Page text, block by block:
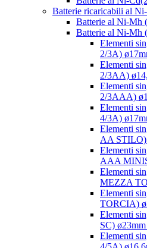
Batterie ricaricabili al
Batterie al Ni-Mh
Batterie al Ni-Mh
Elementi
2/3A)
Elementi
2/3AA)
Elementi
2/3AAA)
Elementi
4/3A)
Elementi
AA STILO)
Elementi
AAA
Elementi
MEZZA
Elementi
TORCIA)
Elementi
SC)
Elementi